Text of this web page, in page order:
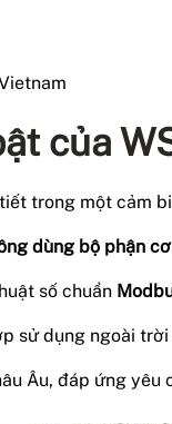
của
trong một cảm
dùng bộ phận
số chuẩn
sử dụng ngoài
Âu, đáp ứng